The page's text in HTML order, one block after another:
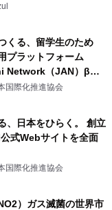
くる、留学生のため
プラットフォーム
Network（JAN）β版
国際化推進協会
、日本をひらく。 創立
式Webサイトを全面
国際化推進協会
）ガス滅菌の世界市